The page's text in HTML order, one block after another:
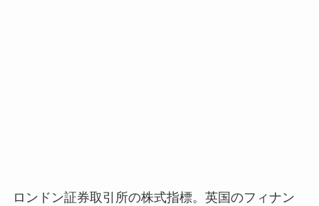
ロンドン証券取引所の株式指標。英国のフィナン